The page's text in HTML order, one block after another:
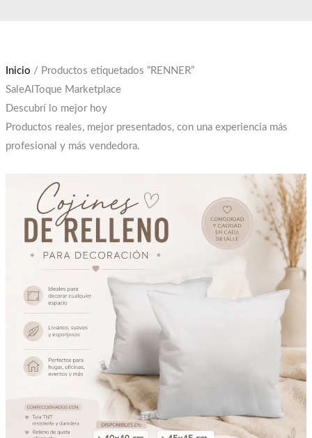
Inicio / Productos etiquetados “RENNER”
SaleAlToque Marketplace
Descubrí lo mejor hoy
Productos reales, mejor presentados, con una experiencia más
profesional y más vendedora.
era:
$12,000.
es:
$10,000.